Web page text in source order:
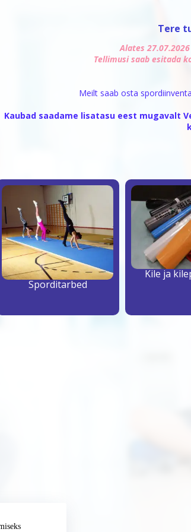
Tere
Alates
Tellimusi saab esitada
Meilt saab osta
Kaubad saadame lisatasu eest mugavalt
Sporditarbed
Kile ja